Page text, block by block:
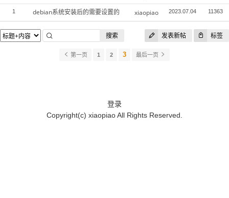
1 debian系统安装后的需要设置的 xiaopiao 2023.07.04 11363
发表新帖 标签
搜索
第一页 1 2 3 最后一页
登录
Copyright(c) xiaopiaoAll Rights Reserved.